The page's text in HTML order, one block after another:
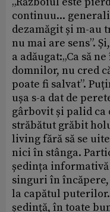
continuu...
dezamăgit și m-au
nu mai are sens”.
a adăugat:„Ca să
domnilor, nu cred
poate fi salvat”.
ușa s-a dat de
gârbovit și palid ca
străbătut grăbit
living fără să se
nici în stânga.
ședința informativă
singuri în
la capătul puterilor.
ședință, în toate